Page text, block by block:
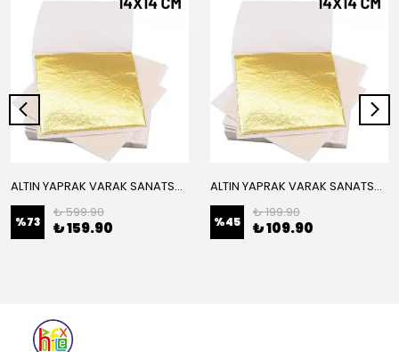
ALTIN YAPRAK VARAK SANATSAL BÜYÜK BOY FOLYO EPOKSİ REÇİNE NAİL ART 16 ADET 14X14 CM ALTIN RENK
%73
₺ 599.90
₺ 159.90
ALTIN YAPRAK VARAK SANATSAL BÜYÜK BOY FOLYO EPOKSİ REÇİNE NAİL ART 8 ADET ALTIN RENK 14X14 CM
%45
₺ 199.90
₺ 109.90